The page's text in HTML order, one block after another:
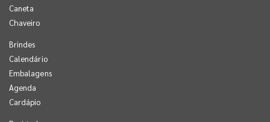
Caneta
Chaveiro
Brindes
Calendário
Embalagens
Agenda
Cardápio